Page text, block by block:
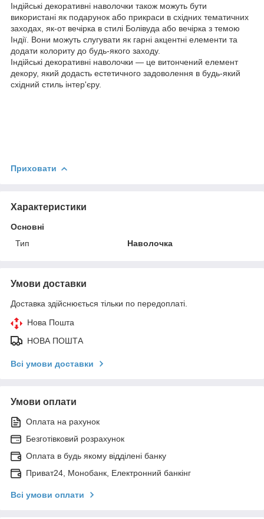
Індійські декоративні наволочки також можуть бути
використані як подарунок або прикраси в східних тематичних
заходах, як-от вечірка в стилі Болівуда або вечірка з темою
Індії. Вони можуть слугувати як гарні акцентні елементи та
додати колориту до будь-якого заходу.
Індійські декоративні наволочки — це витончений елемент
декору, який додасть естетичного задоволення в будь-який
східний стиль інтер'єру.
Приховати
Характеристики
Основні
Тип
Наволочка
Умови доставки
Доставка здійснюється тільки по передоплаті.
Нова Пошта
НОВА ПОШТА
Всі умови доставки
Умови оплати
Оплата на рахунок
Безготівковий розрахунок
Оплата в будь якому відділені банку
Приват24, Монобанк, Електронний банкінг
Всі умови оплати